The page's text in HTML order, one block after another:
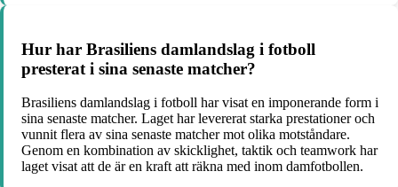
Hur har Brasiliens damlandslag i fotboll
presterat i sina senaste matcher?
Brasiliens damlandslag i fotboll har visat en imponerande form i
sina senaste matcher. Laget har levererat starka prestationer och
vunnit flera av sina senaste matcher mot olika motståndare.
Genom en kombination av skicklighet, taktik och teamwork har
laget visat att de är en kraft att räkna med inom damfotbollen.